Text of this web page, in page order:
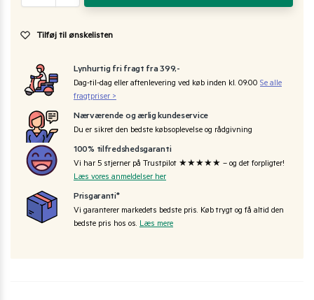
Tilføj til ønskelisten
Lynhurtig fri fragt fra 399,-
Dag-til-dag eller aftenlevering ved køb inden kl. 09:00 Se alle
fragtpriser >
Nærværende og ærlig kundeservice
Du er sikret den bedste købsoplevelse og rådgivning
100% tilfredshedsgaranti
Vi har 5 stjerner på Trustpilot ★★★★★ – og det forpligter!
Læs vores anmeldelser her
Prisgaranti*
Vi garanterer markedets bedste pris. Køb trygt og få altid den
bedste pris hos os. Læs mere